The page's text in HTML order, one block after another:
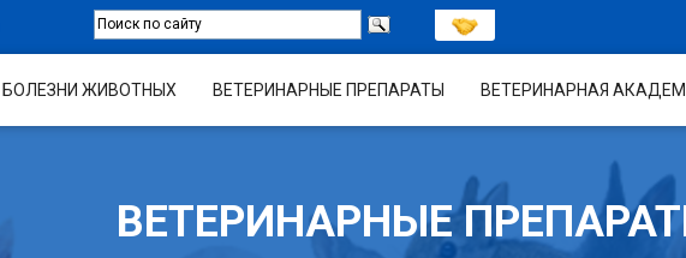
БОЛЕЗНИ ЖИВОТНЫХ ВЕТЕРИНАРНЫЕ ПРЕПАРАТЫ ВЕТЕРИНАРНАЯ
ВЕТЕРИНАРНЫЕ